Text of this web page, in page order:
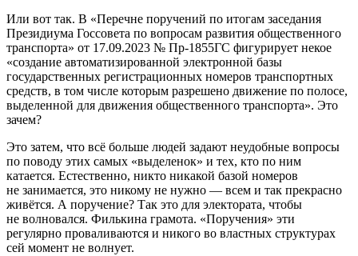
Или вот так. В «Перечне поручений по итогам заседания
Президиума Госсовета по вопросам развития общественного
транспорта» от 17.09.2023 № Пр-1855ГС фигурирует некое
«создание автоматизированной электронной базы
государственных регистрационных номеров транспортных
средств, в том числе которым разрешено движение по полосе,
выделенной для движения общественного транспорта». Это
зачем?
Это затем, что всё больше людей задают неудобные вопросы
по поводу этих самых «выделенок» и тех, кто по ним
катается. Естественно, никто никакой базой номеров
не занимается, это никому не нужно — всем и так прекрасно
живётся. А поручение? Так это для электората, чтобы
не волновался. Филькина грамота. «Поручения» эти
регулярно проваливаются и никого во властных структурах
сей момент не волнует.